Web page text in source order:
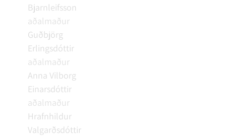
Bjarnleifsson
aðalmaður
Guðbjörg
Erlingsdóttir
aðalmaður
Anna Vilborg
Einarsdóttir
aðalmaður
Hrafnhildur
Valgarðsdóttir